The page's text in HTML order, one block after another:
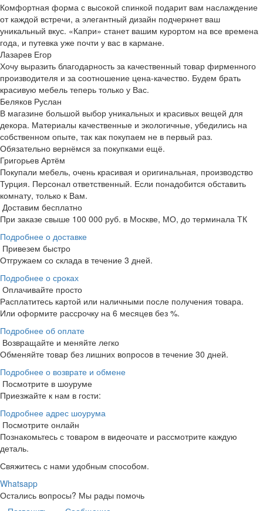
Комфортная форма с высокой спинкой подарит вам наслаждение
от каждой встречи, а элегантный дизайн подчеркнет ваш
уникальный вкус. «Капри» станет вашим курортом на все времена
года, и путевка уже почти у вас в кармане.
Лазарев Егор
Хочу выразить благодарность за качественный товар фирменного
производителя и за соотношение цена-качество. Будем брать
красивую мебель теперь только у Вас.
Беляков Руслан
В магазине большой выбор уникальных и красивых вещей для
декора. Материалы качественные и экологичные, убедились на
собственном опыте, так как покупаем не в первый раз.
Обязательно вернёмся за покупками ещё.
Григорьев Артём
Покупали мебель, очень красивая и оригинальная, производство
Турция. Персонал ответственный. Если понадобится обставить
комнату, только к Вам.
Доставим бесплатно
При заказе свыше 100 000 руб. в Москве, МО, до терминала ТК
Подробнее о доставке
Привезем быстро
Отгружаем со склада в течение 3 дней.
Подробнее о сроках
Оплачивайте просто
Расплатитесь картой или наличными после получения товара.
Или оформите рассрочку на 6 месяцев без %.
Подробнее об оплате
Возвращайте и меняйте легко
Обменяйте товар без лишних вопросов в течение 30 дней.
Подробнее о возврате и обмене
Посмотрите в шоуруме
Приезжайте к нам в гости:
Подробнее адрес шоурума
Посмотрите онлайн
Познакомьтесь с товаром в видеочате и рассмотрите каждую
деталь.
Свяжитесь с нами удобным способом.
Whatsapp
Остались вопросы? Мы рады помочь